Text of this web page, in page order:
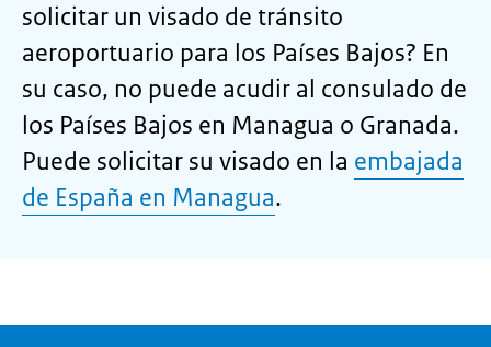
solicitar un visado de tránsito
aeroportuario para los Países Bajos? En
su caso, no puede acudir al consulado de
los Países Bajos en Managua o Granada.
Puede solicitar su visado en la embajada
de España en Managua.